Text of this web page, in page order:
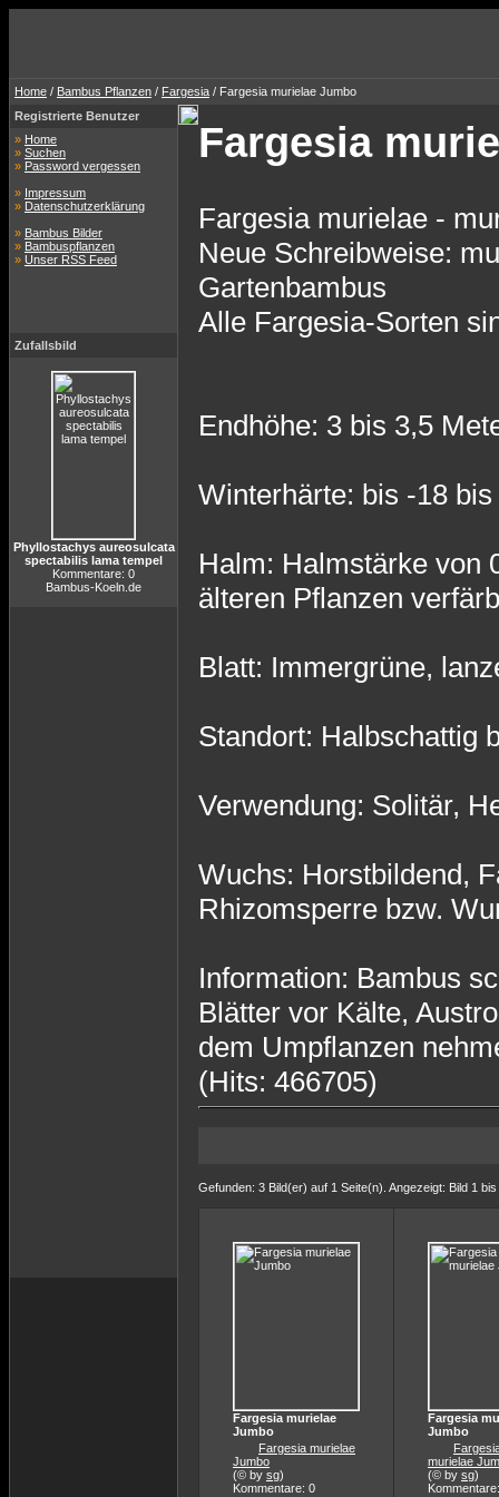
Home / Bambus Pflanzen / Fargesia / Fargesia murielae Jumbo
Registrierte Benutzer
» Home
» Suchen
» Password vergessen
» Impressum
» Datenschutzerklärung
» Bambus Bilder
» Bambuspflanzen
» Unser RSS Feed
Zufallsbild
Phyllostachys aureosulcata
spectabilis lama tempel
Kommentare: 0
Bambus-Koeln.de
Fargesia
Fargesia murielae -
Neue Schreibweise:
Gartenbambus
Alle Fargesia-Sorten
Endhöhe: 3 bis 3,5
Winterhärte: bis -18 bis
Halm: Halmstärke von
älteren Pflanzen
Blatt: Immergrüne,
Standort: Halbschattig
Verwendung: Solitär,
Wuchs: Horstbildend,
Rhizomsperre bzw.
Information: Bambus
Blätter vor Kälte,
dem Umpflanzen
(Hits: 466705)
Gefunden: 3 Bild(er) auf 1 Seite(n). Angezeigt: Bild 1 bis
Fargesia murielae
Jumbo
Fargesia murielae
Jumbo
(© by sg)
Kommentare: 0
Fargesia
Jumbo
murielae
(© by sg)